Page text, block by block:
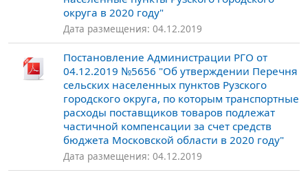
округа в 2020 году"
Дата размещения: 04.12.2019
Постановление Администрации РГО от
04.12.2019 №5656 "Об утверждении Перечня
сельских населенных пунктов Рузского
городского округа, по которым транспортные
расходы поставщиков товаров подлежат
частичной компенсации за счет средств
бюджета Московской области в 2020 году"
Дата размещения: 04.12.2019